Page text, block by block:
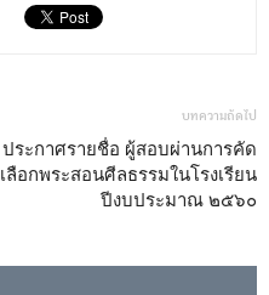
บทความถัดไป
ประกาศรายชื่อ ผู้สอบผ่านการคัด
เลือกพระสอนศีลธรรมในโรงเรียน
ปีงบประมาณ ๒๕๖๐